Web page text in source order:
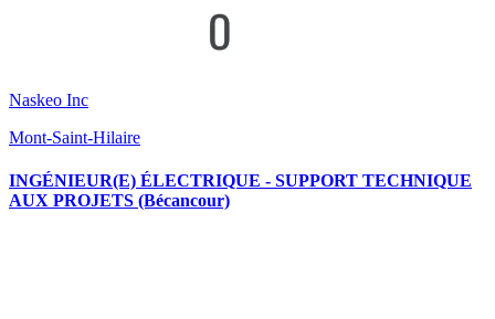
Naskeo Inc
Mont-Saint-Hilaire
INGÉNIEUR(E) ÉLECTRIQUE - SUPPORT TECHNIQUE
AUX PROJETS (Bécancour)